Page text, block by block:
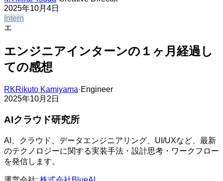
2025年10月4日
Intern​​​​‌ ‍ ​‍​‍‌‍ ‌ ​‍‌‍‍‌‌‍‌ ‌‍‍‌‌‍ ‍​‍​‍​ ‍‍​‍​‍‌ ​ ‌‍​‌‌‍ ‍‌‍‍‌‌ ‌​‌ ‍‌​‍ ‍‌‍‍‌‌‍ ​‍​‍​‍ ​​‍​‍‌‍‍​‌ ​‍‌‍‌‌‌‍‌‍​‍​‍​ ‍‍​‍​‍‌‍‍​‌ ‌​‌ ‌​‌ ​​​ ‍‍​‍ ​‍ ‌‍ ​‌‍ ‌‍​ ‌‍​‌‌‍ ​‌‍‍​‌‍ ‌ ​ ‌ ‌​​ ‍‍​ ​ ​ ​ ​ ​ ​ ​ ​‍ ‌‍‍‌‌‍ ‍‌ ‌​‌‍‌‌‌‍ ‍‌ ‌​​‍ ‌‍‌‌‌‍‌​‌‍‍‌‌ ‌​​‍ ‌‍ ‌‌‍ ‌‍‌​‌‍‌‌​ ‌‌ ​​‌ ​‍‌‍‌‌‌ ​ ‌‍‌‌‌‍ ‍‌ ‌​‌‍​‌‌ ‌​‌‍‍‌‌‍ ‌‍ ‍​ ‍ ‌‍‍‌‌‍‌​​ ‌‌‍​‍​ ‌‌​ ‌‍​ ‌​​ ​‍​ ‌​‌‍‌​​ ​​​‍ ‌‌‍​ ​ ​ ‌‍‌‌​ ‌ ​‍ ‌​ ‌​​ ​‌​ ​‌‌‍​‌​‍ ‌‌‍​‌​ ‌ ​ ​ ​ ‌‍​‍ ‌​ ​ ​ ‍‌‌‍​‌​ ​‍​ ​ ‌‍​‍​ ​ ‌‍‌‌​ ‌‍‌‍​‌​ ​‍​ ‌‍​ ‍ ‌ ‌​‌ ‍‌‌ ​​‌‍‌‌​ ‌‌ ‌​‌‍​‌‌‍‌ ​ ‍ ‌ ​​‌‍​‌‌ ‌​‌‍‍​​ ‌‌ ‌​‌‍‍‌‌ ‌​‌‍ ​‌‍‌‌​ ‌‍​‍‌‍​‌‌ ​ ‌‍‌‌‌‌‌‌‌ ​‍‌‍ ​​ ‌‌‍‍​‌ ‌​‌ ‌​‌ ​​​‍‌‌​ ​ ‌​​‌​‍‌‌​ ​‍‌​‌‍​‍‌‌​ ​‍‌​‌‍‌‍ ​‌‍ ‌‍​ ‌‍​‌‌‍ ​‌‍‍​‌‍ ‌ ​ ‌ ‌​​‍‌‌​ ​ ‌​​‌​ ​ ​ ​ ​ ​ ​ ​ ​‍‌‍‌‍‍‌‌‍‌​​ ‌‌‍​‍​ ‌‌​ ‌‍​ ‌​​ ​‍​ ‌​‌‍‌​​ ​​​‍ ‌‌‍​ ​ ​ ‌‍‌‌​ ‌ ​‍ ‌​ ‌​​ ​‌​ ​‌‌‍​‌​‍ ‌‌‍​‌​ ‌ ​ ​ ​ ‌‍​‍ ‌​ ​ ​ ‍‌‌‍​‌​ ​‍​ ​ ‌‍​‍​ ​ ‌‍‌‌​ ‌‍‌‍​‌​ ​‍​ ‌‍​‍‌‍‌ ‌​‌ ‍‌‌ ​​‌‍‌‌​ ‌‌ ‌​‌‍​‌‌‍‌ ​‍‌‍‌ ​​‌‍​‌‌ ‌​‌‍‍​​ ‌‌ ‌​‌‍‍‌‌ ‌​‌‍ ​‌‍‌‌​‍‌‍‌ ​​‌‍‌‌‌ ​‍‌ ​ ‌ ​​‌‍‌‌‌‍​ ‌ ‌​‌‍‍‌‌ ‌‍‌‍‌‌​ ‌‌ ​​‌ ‌‌‌‍​‍‌‍ ​‌‍‍‌‌ ​ ‌‍‍​‌‍‌‌‌‍‌​​‍​‍‌ ‌
エ
エンジニアインターンの１ヶ月経過し
ての感想​​​​‌ ‍ ​‍​‍‌‍ ‌ ​‍‌‍‍‌‌‍‌ ‌‍‍‌‌‍ ‍​‍​‍​ ‍‍​‍​‍‌ ​ ‌‍​‌‌‍ ‍‌‍‍‌‌ ‌​‌ ‍‌​‍ ‍‌‍‍‌‌‍ ​‍​‍​‍ ​​‍​‍‌‍‍​‌ ​‍‌‍‌‌‌‍‌‍​‍​‍​ ‍‍​‍​‍‌‍‍​‌ ‌​‌ ‌​‌ ​​​ ‍‍​‍ ​‍ ‌‍ ​‌‍ ‌‍​ ‌‍​‌‌‍ ​‌‍‍​‌‍ ‌ ​ ‌ ‌​​ ‍‍​ ​ ​ ​ ​ ​ ​ ​ ​‍ ‌‍‍‌‌‍ ‍‌ ‌​‌‍‌‌‌‍ ‍‌ ‌​​‍ ‌‍‌‌‌‍‌​‌‍‍‌‌ ‌​​‍ ‌‍ ‌‌‍ ‌‍‌​‌‍‌‌​ ‌‌ ​​‌ ​‍‌‍‌‌‌ ​ ‌‍‌‌‌‍ ‍‌ ‌​‌‍​‌‌ ‌​‌‍‍‌‌‍ ‌‍ ‍​ ‍ ‌‍‍‌‌‍‌​​ ‌​ ​ ​ ‌‍​ ‌‍​ ‌​​ ‌‍​ ‌​​ ‌‌​ ‌ ​‍ ‌​ ​‌​ ‍‌‌‍‌‍​ ‍‌​‍ ‌​ ‌​‌‍‌‍​ ‌‍‌‍​‌​‍ ‌‌‍​‌​ ‌‍​ ​‍​ ​​​‍ ‌​ ‌​‌‍​ ​ ​‌​ ‌‍​ ​ ‌‍‌​​ ​ ​ ​‍​ ‌​‌‍​‍​ ‌​​ ​‍​ ‍ ‌ ‌​‌ ‍‌‌ ​​‌‍‌‌​ ‌‌‍​‌‌ ​‍‌ ‌​‌‍‍‌‌‍​ ‌‍ ​‌‍‌‌​ ‍ ‌ ​​‌‍​‌‌ ‌​‌‍‍​​ ‌‌ ‌​‌‍‍‌‌ ‌​‌‍ ​‌‍‌‌​ ‌‍​‍‌‍​‌‌ ​ ‌‍‌‌‌‌‌‌‌ ​‍‌‍ ​​ ‌‌‍‍​‌ ‌​‌ ‌​‌ ​​​‍‌‌​ ​ ‌​​‌​‍‌‌​ ​‍‌​‌‍​‍‌‌​ ​‍‌​‌‍‌‍ ​‌‍ ‌‍​ ‌‍​‌‌‍ ​‌‍‍​‌‍ ‌ ​ ‌ ‌​​‍‌‌​ ​ ‌​​‌​ ​ ​ ​ ​ ​ ​ ​ ​‍‌‍‌‍‍‌‌‍‌​​ ‌​ ​ ​ ‌‍​ ‌‍​ ‌​​ ‌‍​ ‌​​ ‌‌​ ‌ ​‍ ‌​ ​‌​ ‍‌‌‍‌‍​ ‍‌​‍ ‌​ ‌​‌‍‌‍​ ‌‍‌‍​‌​‍ ‌‌‍​‌​ ‌‍​ ​‍​ ​​​‍ ‌​ ‌​‌‍​ ​ ​‌​ ‌‍​ ​ ‌‍‌​​ ​ ​ ​‍​ ‌​‌‍​‍​ ‌​​ ​‍​‍‌‍‌ ‌​‌ ‍‌‌ ​​‌‍‌‌​ ‌‌‍​‌‌ ​‍‌ ‌​‌‍‍‌‌‍​ ‌‍ ​‌‍‌‌​‍‌‍‌ ​​‌‍​‌‌ ‌​‌‍‍​​ ‌‌ ‌​‌‍‍‌‌ ‌​‌‍ ​‌‍‌‌​‍‌‍‌ ​​‌‍‌‌‌ ​‍‌ ​ ‌ ​​‌‍‌‌‌‍​ ‌ ‌​‌‍‍‌‌ ‌‍‌‍‌‌​ ‌‌ ​​‌ ‌‌‌‍​‍‌‍ ​‌‍‍‌‌ ​ ‌‍‍​‌‍‌‌‌‍‌​​‍​‍‌ ‌
RKRikuto Kamiyama​​​​‌ ‍ ​‍​‍‌‍ ‌ ​‍‌‍‍‌‌‍‌ ‌‍‍‌‌‍ ‍​‍​‍​ ‍‍​‍​‍‌ ​ ‌‍​‌‌‍ ‍‌‍‍‌‌ ‌​‌ ‍‌​‍ ‍‌‍‍‌‌‍ ​‍​‍​‍ ​​‍​‍‌‍‍​‌ ​‍‌‍‌‌‌‍‌‍​‍​‍​ ‍‍​‍​‍‌‍‍​‌ ‌​‌ ‌​‌ ​​​ ‍‍​‍ ​‍ ‌‍ ​‌‍ ‌‍​ ‌‍​‌‌‍ ​‌‍‍​‌‍ ‌ ​ ‌ ‌​​ ‍‍​ ​ ​ ​ ​ ​ ​ ​ ​‍ ‌‍‍‌‌‍ ‍‌ ‌​‌‍‌‌‌‍ ‍‌ ‌​​‍ ‌‍‌‌‌‍‌​‌‍‍‌‌ ‌​​‍ ‌‍ ‌‌‍ ‌‍‌​‌‍‌‌​ ‌‌ ​​‌ ​‍‌‍‌‌‌ ​ ‌‍‌‌‌‍ ‍‌ ‌​‌‍​‌‌ ‌​‌‍‍‌‌‍ ‌‍ ‍​ ‍ ‌‍‍‌‌‍‌​​ ‌​ ‌ ​ ​​​ ​ ‌‍‌​​ ‌‍​ ​ ​ ​​‌‍​‍​‍ ‌‌‍​‍​ ‌‍‌‍‌‌‌‍‌​​‍ ‌​ ‌​​ ‌‌​ ​ ‌‍​‍​‍ ‌‌‍​‌‌‍‌‍​ ‌ ​ ‍​​‍ ‌‌‍​‌‌‍‌‌​ ​‌‌‍​‍​ ‌ ​ ​ ​ ‍​​ ‌‍​ ‍‌‌‍​‍​ ‍​​ ​​​ ‍ ‌ ‌​‌ ‍‌‌ ​​‌‍‌‌​ ‌‌‍​‌‌ ‌‌‌ ‌​‌‍‍​‌‍ ‌ ​‍​ ‍ ‌ ​​‌‍​‌‌ ‌​‌‍‍​​ ‌‌‍ ‍‌‍​‌‌‍ ‌‌‍‌‌​ ‌‍​‍‌‍​‌‌ ​ ‌‍‌‌‌‌‌‌‌ ​‍‌‍ ​​ ‌‌‍‍​‌ ‌​‌ ‌​‌ ​​​‍‌‌​ ​ ‌​​‌​‍‌‌​ ​‍‌​‌‍​‍‌‌​ ​‍‌​‌‍‌‍ ​‌‍ ‌‍​ ‌‍​‌‌‍ ​‌‍‍​‌‍ ‌ ​ ‌ ‌​​‍‌‌​ ​ ‌​​‌​ ​ ​ ​ ​ ​ ​ ​ ​‍‌‍‌‍‍‌‌‍‌​​ ‌​ ‌ ​ ​​​ ​ ‌‍‌​​ ‌‍​ ​ ​ ​​‌‍​‍​‍ ‌‌‍​‍​ ‌‍‌‍‌‌‌‍‌​​‍ ‌​ ‌​​ ‌‌​ ​ ‌‍​‍​‍ ‌‌‍​‌‌‍‌‍​ ‌ ​ ‍​​‍ ‌‌‍​‌‌‍‌‌​ ​‌‌‍​‍​ ‌ ​ ​ ​ ‍​​ ‌‍​ ‍‌‌‍​‍​ ‍​​ ​​​‍‌‍‌ ‌​‌ ‍‌‌ ​​‌‍‌‌​ ‌‌‍​‌‌ ‌‌‌ ‌​‌‍‍​‌‍ ‌ ​‍​‍‌‍‌ ​​‌‍​‌‌ ‌​‌‍‍​​ ‌‌‍ ‍‌‍​‌‌‍ ‌‌‍‌‌​‍‌‍‌ ​​‌‍‌‌‌ ​‍‌ ​ ‌ ​​‌‍‌‌‌‍​ ‌ ‌​‌‍‍‌‌ ‌‍‌‍‌‌​ ‌‌ ​​‌ ‌‌‌‍​‍‌‍ ​‌‍‍‌‌ ​ ‌‍‍​‌‍‌‌‌‍‌​​‍​‍‌ ‌·Engineer​​​​‌ ‍ ​‍​‍‌‍ ‌ ​‍‌‍‍‌‌‍‌ ‌‍‍‌‌‍ ‍​‍​‍​ ‍‍​‍​‍‌ ​ ‌‍​‌‌‍ ‍‌‍‍‌‌ ‌​‌ ‍‌​‍ ‍‌‍‍‌‌‍ ​‍​‍​‍ ​​‍​‍‌‍‍​‌ ​‍‌‍‌‌‌‍‌‍​‍​‍​ ‍‍​‍​‍‌‍‍​‌ ‌​‌ ‌​‌ ​​​ ‍‍​‍ ​‍ ‌‍ ​‌‍ ‌‍​ ‌‍​‌‌‍ ​‌‍‍​‌‍ ‌ ​ ‌ ‌​​ ‍‍​ ​ ​ ​ ​ ​ ​ ​ ​‍ ‌‍‍‌‌‍ ‍‌ ‌​‌‍‌‌‌‍ ‍‌ ‌​​‍ ‌‍‌‌‌‍‌​‌‍‍‌‌ ‌​​‍ ‌‍ ‌‌‍ ‌‍‌​‌‍‌‌​ ‌‌ ​​‌ ​‍‌‍‌‌‌ ​ ‌‍‌‌‌‍ ‍‌ ‌​‌‍​‌‌ ‌​‌‍‍‌‌‍ ‌‍ ‍​ ‍ ‌‍‍‌‌‍‌​​ ‌​ ‌ ​ ​​​ ​ ‌‍‌​​ ‌‍​ ​ ​ ​​‌‍​‍​‍ ‌‌‍​‍​ ‌‍‌‍‌‌‌‍‌​​‍ ‌​ ‌​​ ‌‌​ ​ ‌‍​‍​‍ ‌‌‍​‌‌‍‌‍​ ‌ ​ ‍​​‍ ‌‌‍​‌‌‍‌‌​ ​‌‌‍​‍​ ‌ ​ ​ ​ ‍​​ ‌‍​ ‍‌‌‍​‍​ ‍​​ ​​​ ‍ ‌ ‌​‌ ‍‌‌ ​​‌‍‌‌​ ‌‌‍​‌‌ ‌‌‌ ‌​‌‍‍​‌‍ ‌ ​‍​ ‍ ‌ ​​‌‍​‌‌ ‌​‌‍‍​​ ‌‌ ​​‌‍ ‌ ​ ‌‍‍‌‌ ‌​‌‍‍‌‌‍ ‌‍ ‍​ ‌‍​‍‌‍​‌‌ ​ ‌‍‌‌‌‌‌‌‌ ​‍‌‍ ​​ ‌‌‍‍​‌ ‌​‌ ‌​‌ ​​​‍‌‌​ ​ ‌​​‌​‍‌‌​ ​‍‌​‌‍​‍‌‌​ ​‍‌​‌‍‌‍ ​‌‍ ‌‍​ ‌‍​‌‌‍ ​‌‍‍​‌‍ ‌ ​ ‌ ‌​​‍‌‌​ ​ ‌​​‌​ ​ ​ ​ ​ ​ ​ ​ ​‍‌‍‌‍‍‌‌‍‌​​ ‌​ ‌ ​ ​​​ ​ ‌‍‌​​ ‌‍​ ​ ​ ​​‌‍​‍​‍ ‌‌‍​‍​ ‌‍‌‍‌‌‌‍‌​​‍ ‌​ ‌​​ ‌‌​ ​ ‌‍​‍​‍ ‌‌‍​‌‌‍‌‍​ ‌ ​ ‍​​‍ ‌‌‍​‌‌‍‌‌​ ​‌‌‍​‍​ ‌ ​ ​ ​ ‍​​ ‌‍​ ‍‌‌‍​‍​ ‍​​ ​​​‍‌‍‌ ‌​‌ ‍‌‌ ​​‌‍‌‌​ ‌‌‍​‌‌ ‌‌‌ ‌​‌‍‍​‌‍ ‌ ​‍​‍‌‍‌ ​​‌‍​‌‌ ‌​‌‍‍​​ ‌‌ ​​‌‍ ‌ ​ ‌‍‍‌‌ ‌​‌‍‍‌‌‍ ‌‍ ‍​‍‌‍‌ ​​‌‍‌‌‌ ​‍‌ ​ ‌ ​​‌‍‌‌‌‍​ ‌ ‌​‌‍‍‌‌ ‌‍‌‍‌‌​ ‌‌ ​​‌ ‌‌‌‍​‍‌‍ ​‌‍‍‌‌ ​ ‌‍‍​‌‍‌‌‌‍‌​​‍​‍‌ ‌
2025年10月2日
AIクラウド研究所
AI、クラウド、データエンジニアリング、UI/UXなど、最新
のテクノロジーに関する実装手法・設計思考・ワークフロー
を発信します。